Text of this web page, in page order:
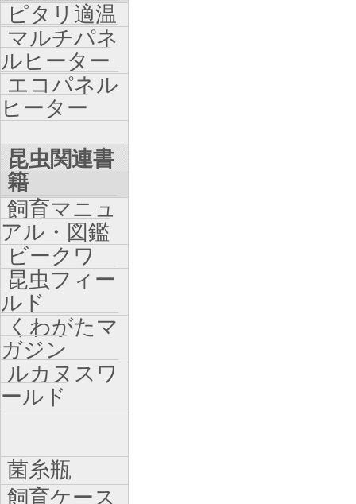
ピタリ適温
マルチパネ
ルヒーター
エコパネル
ヒーター
昆虫関連書
籍
飼育マニュ
アル・図鑑
ビークワ
昆虫フィー
ルド
くわがたマ
ガジン
ルカヌスワ
ールド
菌糸瓶
飼育ケース